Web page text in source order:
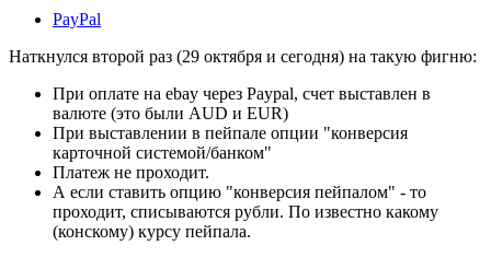
PayPal
Наткнулся второй раз (29 октября и сегодня) на такую фигню:
При оплате на ebay через Paypal, счет выставлен в
валюте (это были AUD и EUR)
При выставлении в пейпале опции "конверсия
карточной системой/банком"
Платеж не проходит.
А если ставить опцию "конверсия пейпалом" - то
проходит, списываются рубли. По известно какому
(конскому) курсу пейпала.